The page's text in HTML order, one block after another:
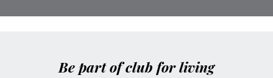
Be part of club for living